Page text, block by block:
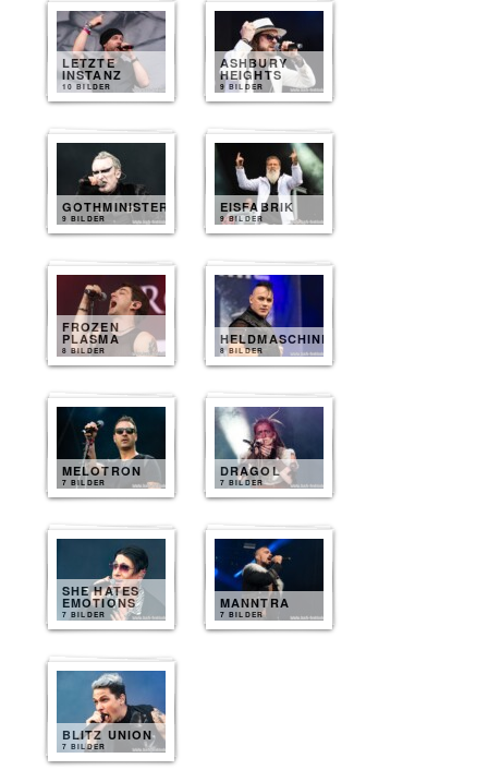
LETZTE
INSTANZ
10 BILDER
ASHBURY
HEIGHTS
9 BILDER
GOTHMINISTER
9 BILDER
EISFABRIK
9 BILDER
FROZEN
PLASMA
8 BILDER
HELDMASCHINE
8 BILDER
MELOTRON
7 BILDER
DRAGOL
7 BILDER
SHE HATES
EMOTIONS
7 BILDER
MANNTRA
7 BILDER
BLITZ UNION
7 BILDER